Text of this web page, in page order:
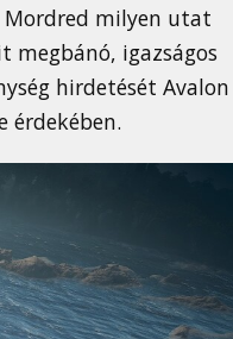
Mordred milyen utat
megbánó, igazságos
hirdetését Avalon
érdekében.